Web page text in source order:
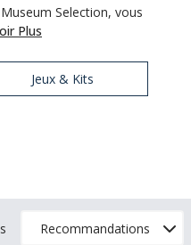
Selection, vous
Plus
Jeux & Kits